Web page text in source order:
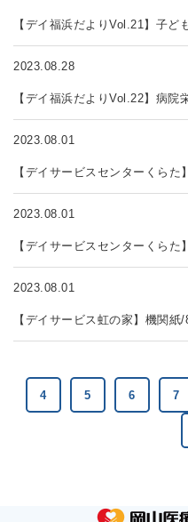
【デイ福浜だよりVol.21】子
2023.08.28
【デイ福浜だよりVol.22】病院
2023.08.01
【デイサービスセンターくら
2023.08.01
【デイサービスセンターくらた
2023.08.01
【デイサービス虹の家】機関
4 5 6 7